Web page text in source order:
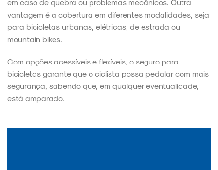
em caso de quebra ou problemas mecânicos. Outra
vantagem é a cobertura em diferentes modalidades, seja
para bicicletas urbanas, elétricas, de estrada ou
mountain bikes.
Com opções acessíveis e flexíveis, o seguro para
bicicletas garante que o ciclista possa pedalar com mais
segurança, sabendo que, em qualquer eventualidade,
está amparado.